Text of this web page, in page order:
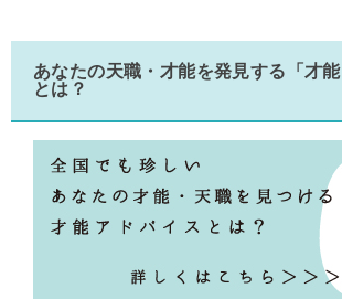
あなたの天職・才能を発見する「才能
とは？